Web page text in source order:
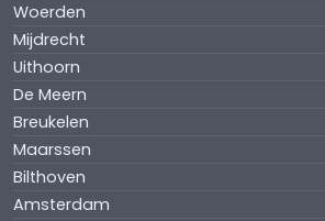
Woerden
Mijdrecht
Uithoorn
De Meern
Breukelen
Maarssen
Bilthoven
Amsterdam